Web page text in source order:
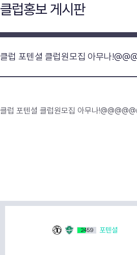
클럽홍보 게시판
클럽 포텐셜 클럽원모집 아무나
클럽 포텐셜 클럽원모집 아무나
2459 포텐셜